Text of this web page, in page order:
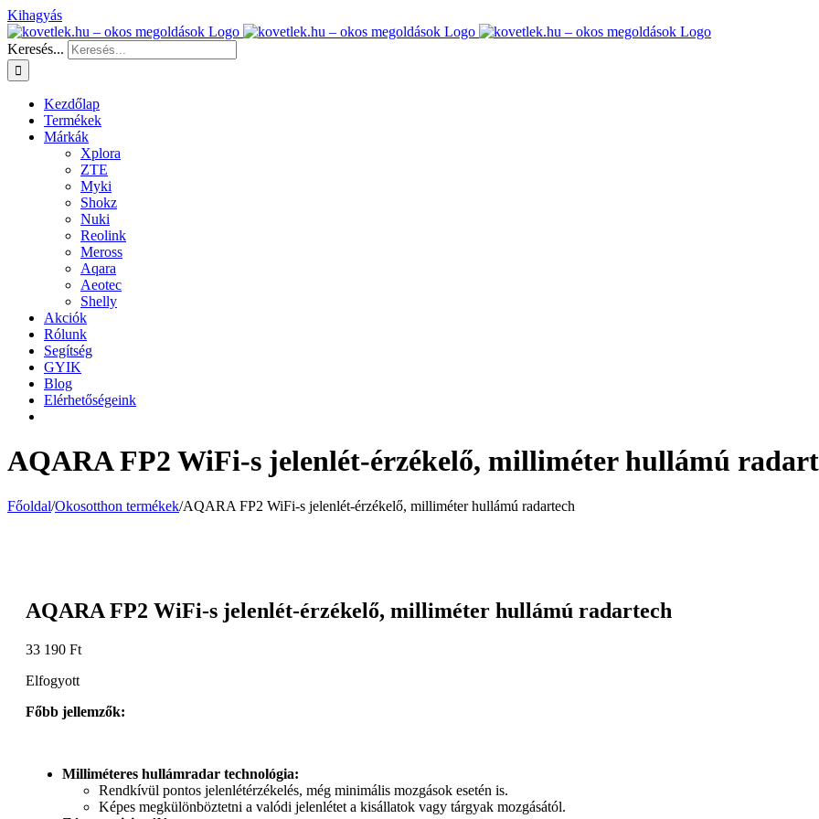
Kihagyás
Keresés...
Kezdőlap
Termékek
Márkák
Xplora
ZTE
Myki
Shokz
Nuki
Reolink
Meross
Aqara
Aeotec
Shelly
Akciók
Rólunk
Segítség
GYIK
Blog
Elérhetőségeink
AQARA FP2 WiFi-s jelenlét-érzékelő, milliméter hullámú
Főoldal/Okosotthon termékek/AQARA FP2 WiFi-s jelenlét-érzékelő, milliméter hullámú radartech
AQARA FP2 WiFi-s jelenlét-érzékelő, milliméter hullámú radartech
33 190 Ft
Elfogyott
Főbb jellemzők:
Milliméteres hullámradar technológia:
Rendkívül pontos jelenlétérzékelés, még minimális mozgások esetén is.
Képes megkülönböztetni a valódi jelenlétet a kisállatok vagy tárgyak mozgásától.